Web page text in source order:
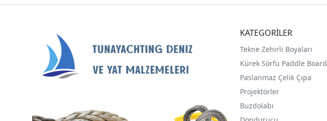
KATEGORİLER
Tekne Zehirli Boyaları
Kürek Sörfü Paddle Board
Paslanmaz Çelik Çıpa
Projektörler
Buzdolabı